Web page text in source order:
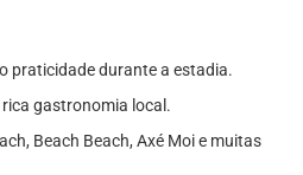
praticidade durante a estadia.
gastronomia local.
Beach Beach, Axé Moi e muitas